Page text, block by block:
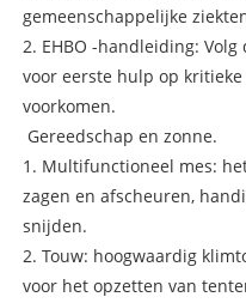
gemeenschappelijke
2. EHBO -handleiding:
voor eerste hulp op
voorkomen.
Gereedschap en zonne.
1. Multifunctioneel mes:
zagen en afscheuren,
snijden.
2. Touw: hoogwaardig
voor het opzetten van